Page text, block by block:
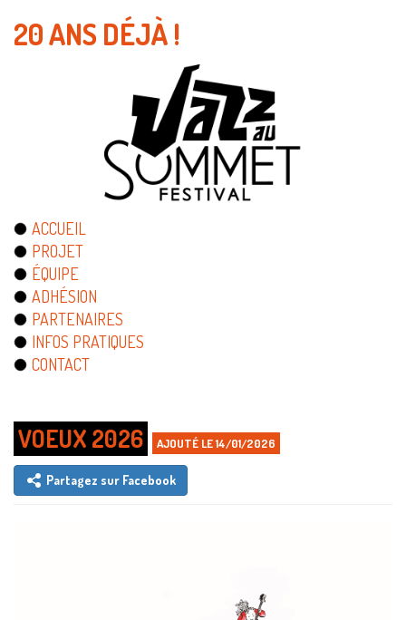
20 ANS DÉJÀ !
ACCUEIL
PROJET
ÉQUIPE
ADHÉSION
PARTENAIRES
INFOS PRATIQUES
CONTACT
VOEUX 2026 AJOUTÉ LE 14/01/2026
Partagez sur Facebook